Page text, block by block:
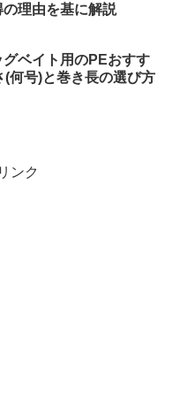
理由を基に解説
ベイト用のPEおすす
(何号)と巻き長の選び方
ンク